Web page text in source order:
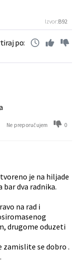
Izvor:B92
po:
Ne preporučujem 0
je na hiljade
dva radnika.
na rad i
drugome oduzeti
zamislite se dobro .